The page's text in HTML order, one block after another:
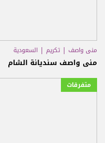
منى واصف تكريم السعودية
منى واصف سنديانة الشام
متفرقات